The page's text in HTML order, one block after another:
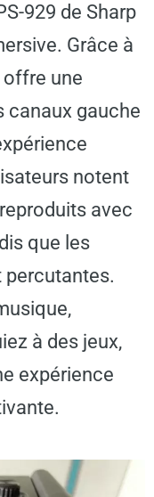
929 de Sharp
Grâce à
offre une
canaux gauche
notent
avec
que les
percutantes.
à des jeux,
expérience